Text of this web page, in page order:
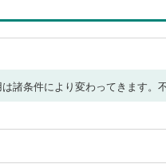
諸条件により変わってきます。